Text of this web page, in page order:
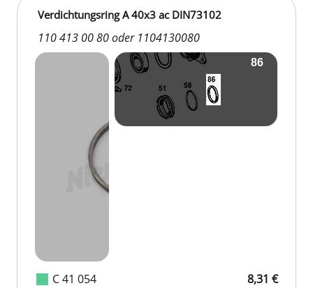
C 41 054
Verdichtungsring A 40x3 ac DIN73102
110 413 00 80 oder 1104130080
8,31 €